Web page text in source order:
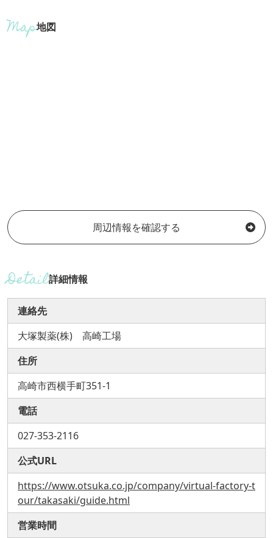
地図
周辺情報を確認する
詳細情報
連絡先
大塚製薬(株) 高崎工場
住所
高崎市西横手町351-1
電話
027-353-2116
公式URL
https://www.otsuka.co.jp/company/virtual-factory-t
our/takasaki/guide.html
営業時間